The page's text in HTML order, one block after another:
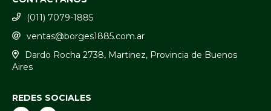
(011) 7079-1885
ventas@borges1885.com.ar
Dardo Rocha 2738, Martinez, Provincia de Buenos
Aires
REDES SOCIALES